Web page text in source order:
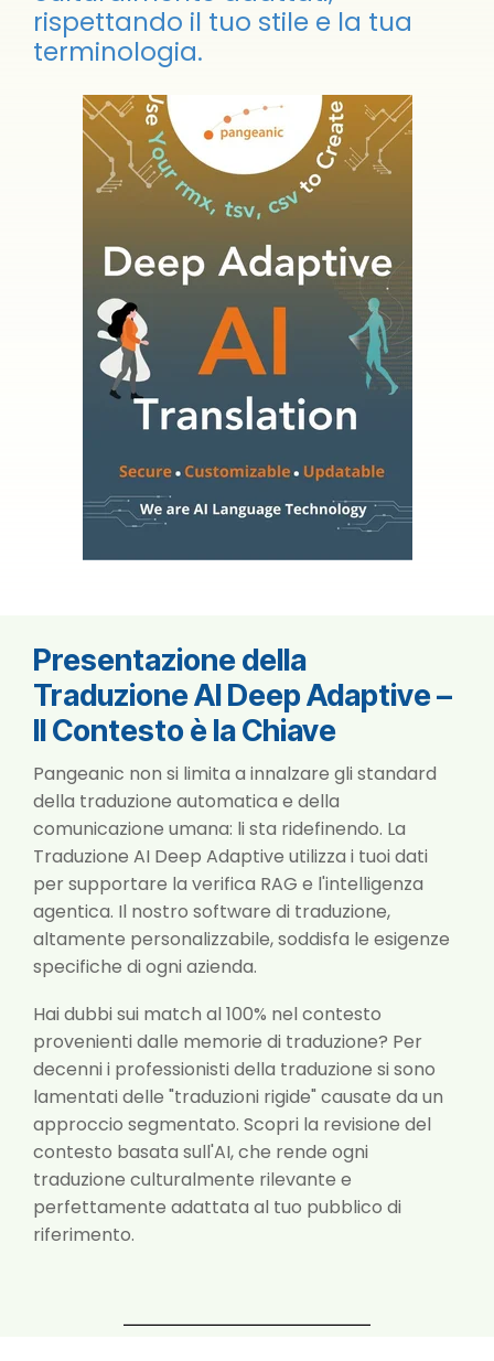
rispettando il tuo stile e la tua
terminologia.
Presentazione della
Traduzione AI Deep Adaptive –
Il Contesto è la Chiave
Pangeanic non si limita a innalzare gli standard
della traduzione automatica e della
comunicazione umana: li sta ridefinendo. La
Traduzione AI Deep Adaptive utilizza i tuoi dati
per supportare la verifica RAG e l'intelligenza
agentica. Il nostro software di traduzione,
altamente personalizzabile, soddisfa le esigenze
specifiche di ogni azienda.
Hai dubbi sui match al 100% nel contesto
provenienti dalle memorie di traduzione? Per
decenni i professionisti della traduzione si sono
lamentati delle "traduzioni rigide" causate da un
approccio segmentato. Scopri la revisione del
contesto basata sull'AI, che rende ogni
traduzione culturalmente rilevante e
perfettamente adattata al tuo pubblico di
riferimento.